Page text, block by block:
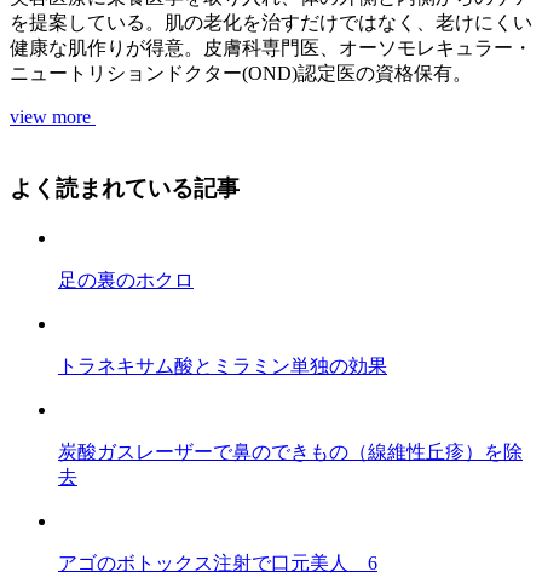
を提案している。肌の老化を治すだけではなく、老けにくい
健康な肌作りが得意。皮膚科専門医、オーソモレキュラー・
ニュートリションドクター(OND)認定医の資格保有。
view more
よく読まれている記事
足の裏のホクロ
トラネキサム酸とミラミン単独の効果
炭酸ガスレーザーで鼻のできもの（線維性丘疹）を除
去
アゴのボトックス注射で口元美人 6